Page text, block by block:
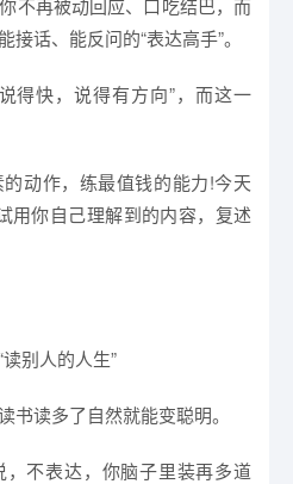
不再被动回应、口吃结巴，而
话、能反问的“表达高手”。
得快，说得有方向”，而这一
动作，练最值钱的能力!今天
用你自己理解到的内容，复述
别人的人生”
书读多了自然就能变聪明。
不表达，你脑子里装再多道